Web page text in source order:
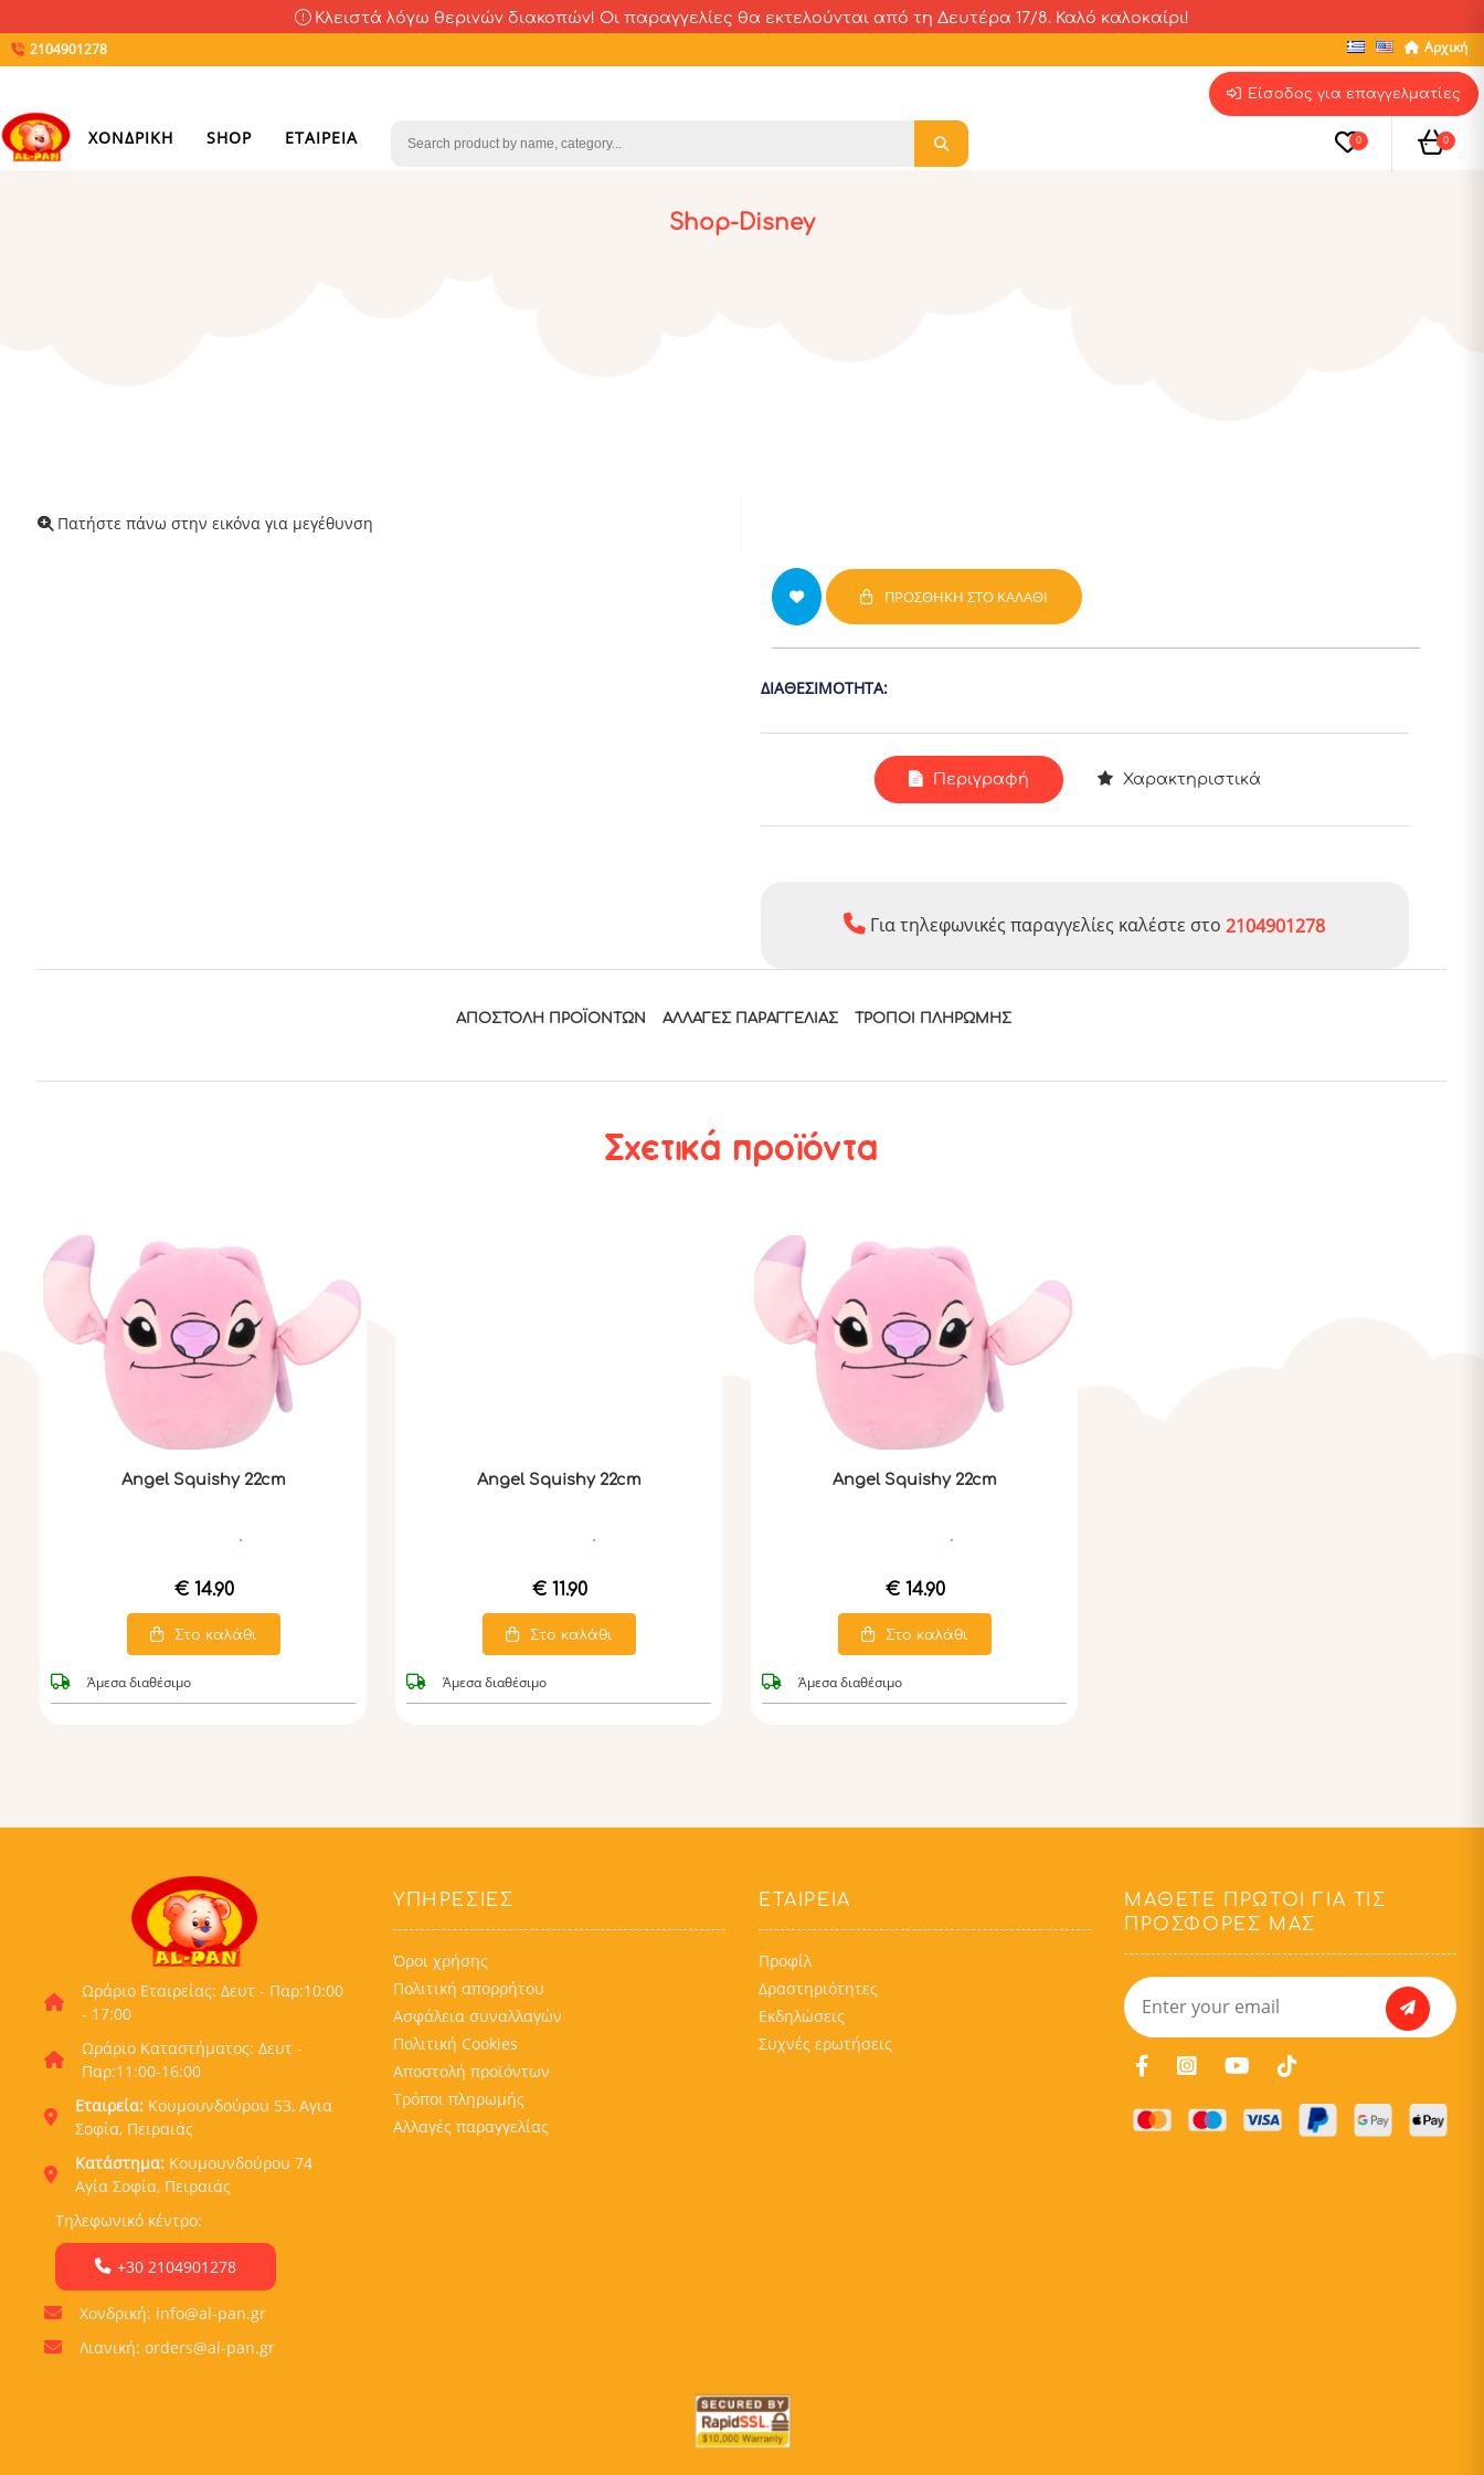
Κλειστά λόγω θερινών διακοπών! Οι παραγγελίες θα εκτελούνται από τη Δευτέρα 17/8. Καλό καλοκαίρι!
Είσοδος για επαγγελματίες
2104901278 Αρχική
0 0
ΧΟΝΔΡΙΚΗ SHOP ΕΤΑΙΡΕΙΑ
Shop-Disney
Πατήστε πάνω στην εικόνα για μεγέθυνση
ΠΡΟΣΘΉΚΗ ΣΤΟ ΚΑΛΆΘΙ
ΔΙΑΘΕΣΙΜΌΤΗΤΑ:
Περιγραφή Χαρακτηριστικά
Για τηλεφωνικές παραγγελίες καλέστε στο2104901278
ΑΠΟΣΤΟΛΉ ΠΡΟΪΌΝΤΩΝ ΑΛΛΑΓΈΣ ΠΑΡΑΓΓΕΛΊΑΣ ΤΡΟΠΟΙ ΠΛΗΡΩΜΉΣ
Σχετικά προϊόντα
Angel Squishy 22cm
€ 14.90
Στο καλάθι
Άμεσα διαθέσιμο
Angel Squishy 22cm
€ 11.90
Στο καλάθι
Άμεσα διαθέσιμο
Angel Squishy 22cm
€ 14.90
Στο καλάθι
Άμεσα διαθέσιμο
Ωράριο Εταιρείας: Δευτ - Παρ:10:00
- 17:00
Ωράριο Καταστήματος: Δευτ -
Παρ:11:00-16:00
Εταιρεία: Κουμουνδούρου 53, Αγια
Σοφία, Πειραιάς
Κατάστημα: Κουμουνδούρου 74
Αγία Σοφία, Πειραιάς
Τηλεφωνικό κέντρο:
+30 2104901278
Χονδρική: info@al-pan.gr
Λιανική: orders@al-pan.gr
ΥΠΗΡΕΣΊΕΣ
Όροι χρήσης
Πολιτική απορρήτου
Ασφάλεια συναλλαγών
Πολιτική Cookies
Αποστολή προϊόντων
Τρόποι πληρωμής
Αλλαγές παραγγελίας
ΕΤΑΙΡΕΙΑ
Προφίλ
Δραστηριότητες
Εκδηλώσεις
Συχνές ερωτήσεις
ΜΆΘΕΤΕ ΠΡΏΤΟΙ ΓΙΑ ΤΙΣ
ΠΡΟΣΦΟΡΈΣ ΜΑΣ